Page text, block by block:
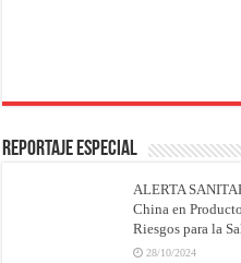
REPORTAJE ESPECIAL
ALERTA
China en
Riesgos para la
28/10/2024